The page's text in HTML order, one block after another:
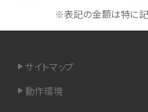
LINEの通知がこない時の原因
※表記の金額は特に
サイトマップ
動作環境